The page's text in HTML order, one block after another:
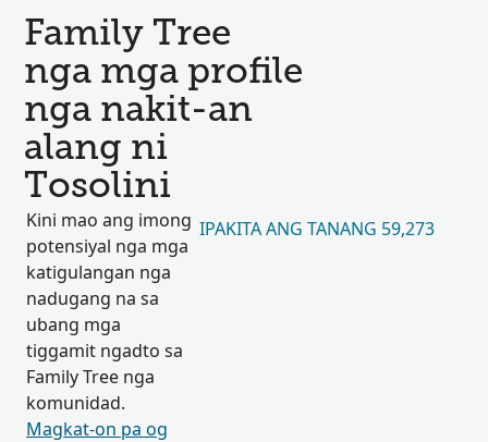
Family Tree
nga mga profile
nga nakit-an
alang ni
Tosolini
Kini mao ang imong
potensiyal nga mga
katigulangan nga
nadugang na sa
ubang mga
tiggamit ngadto sa
Family Tree nga
komunidad.
Magkat-on pa og
IPAKITA ANG TANANG 59,273